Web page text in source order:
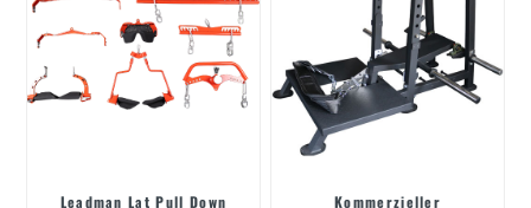
Leadman Lat Pull Down
Kommerzieller